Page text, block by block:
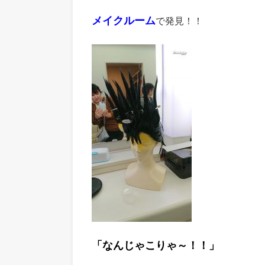
メイクルームで発見！！
「なんじゃこりゃ～！！」